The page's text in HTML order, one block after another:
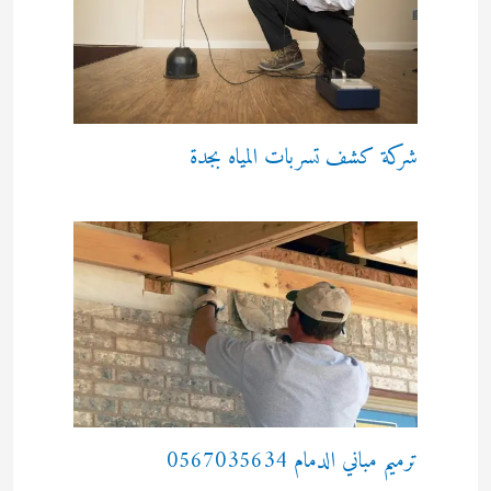
شركة كشف تسربات المياه بجدة
ترميم مباني الدمام 0567035634